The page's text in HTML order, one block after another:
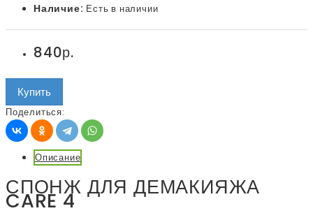
Наличие: Есть в наличии
840р.
Купить
Поделиться:
Описание
СПОНЖ ДЛЯ ДЕМАКИЯЖА
CARE 4